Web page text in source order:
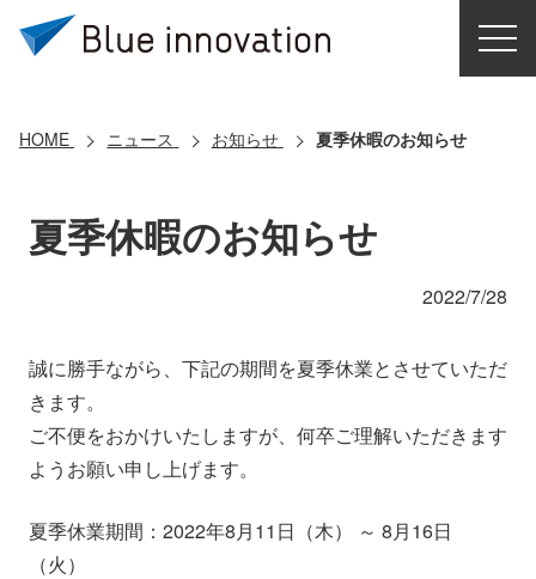
導入事例
お問い合わせ
HOME ニュース お知らせ 夏季休暇のお知らせ
夏季休暇のお知らせ
2022/7/28
誠に勝手ながら、下記の期間を夏季休業とさせていただ
きます。
ご不便をおかけいたしますが、何卒ご理解いただきます
ようお願い申し上げます。
夏季休業期間：2022年8月11日（木） ～ 8月16日
（火）